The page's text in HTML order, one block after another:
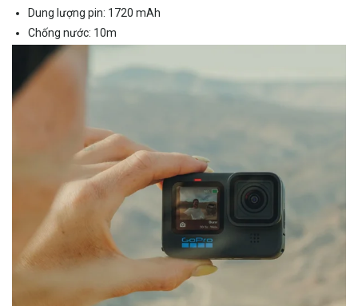
Dung lượng pin: 1720 mAh
Chống nước: 10m